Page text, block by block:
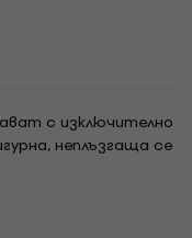
с изключително
неплъзгаща се